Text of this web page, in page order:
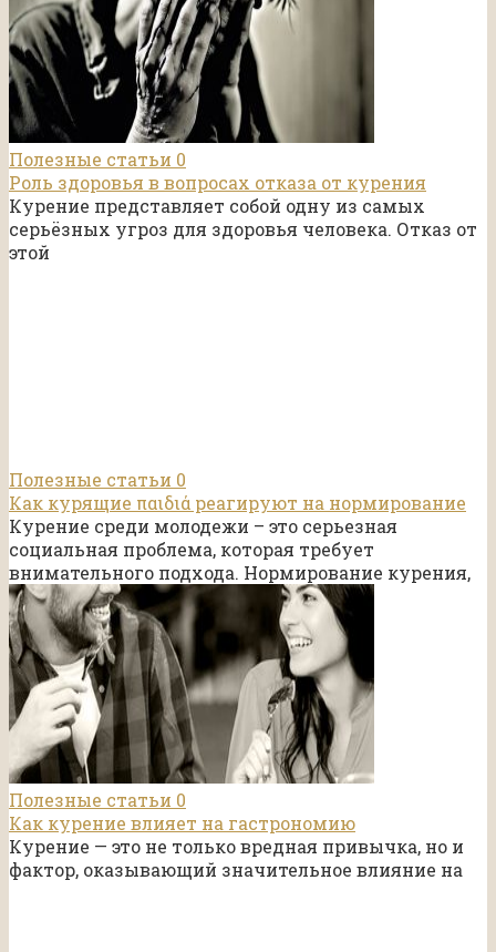
Полезные статьи 0
Роль здоровья в вопросах отказа от курения
Курение представляет собой одну из самых
серьёзных угроз для здоровья человека. Отказ от
этой
Полезные статьи 0
Как курящие παιδιά реагируют на нормирование
Курение среди молодежи – это серьезная
социальная проблема, которая требует
внимательного подхода. Нормирование курения,
Полезные статьи 0
Как курение влияет на гастрономию
Курение — это не только вредная привычка, но и
фактор, оказывающий значительное влияние на